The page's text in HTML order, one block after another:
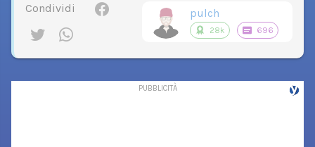
Condividi pulch
28k 696